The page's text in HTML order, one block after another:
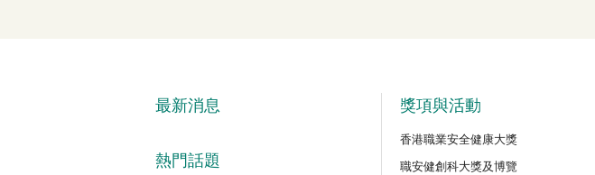
CN
密閉空間作業合資格人士安全訓練課程
最新消息
熱門話題
獎項與活動
香港職業安全健康大獎
職安健創科大獎及博覽